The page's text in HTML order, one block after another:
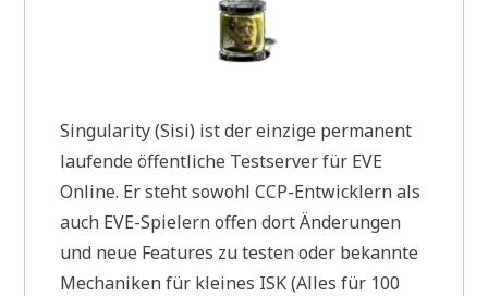
Singularity (Sisi) ist der einzige permanent
laufende öffentliche Testserver für EVE
Online. Er steht sowohl CCP-Entwicklern als
auch EVE-Spielern offen dort Änderungen
und neue Features zu testen oder bekannte
Mechaniken für kleines ISK (Alles für 100